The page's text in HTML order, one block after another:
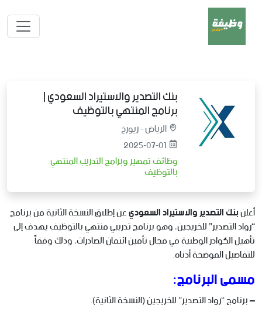
بنك التصدير والاستيراد السعودي |
برنامج المنتهي بالتوظيف
الرياض - زيورخ
2025-07-01
وظائف تمهير وبرامج التدريب المنتهي
بالتوظيف
أعلنبنك التصدير والاستيراد السعوديعن إطلاق النسخة الثانية من برنامج
“رواد التصدير” للخريجين، وهو برنامج تدريبي منتهي بالتوظيف يهدف إلى
تأهيل الكوادر الوطنية في مجال تأمين ائتمان الصادرات، وذلك وفقاً
للتفاصيل الموضحة أدناه.
مسمى البرنامج:
– برنامج “رواد التصدير” للخريجين (النسخة الثانية).